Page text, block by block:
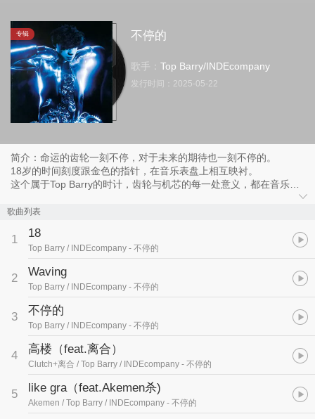
专辑 不停的
歌手： Top Barry/INDEcompany
发行时间： 2025-05-22
简介：命运的齿轮一刻不停，对于未来的期待也一刻不停的。
18岁的时间刻度跟金色的指针，在音乐表盘上相互映衬。
这个属于Top Barry的时计，齿轮与机芯的每一处意义，都在音乐创
更迭变化里，成长轨迹上零星的碎片，他拼凑找到那些恰好的嵌合。
置的恍惚摩擦阵痛
通感的一瞬，一地零碎的齿轮也被拧成发条，不纠结该笔直还是迂回
现在put in the map中国被我走遍
但你知道的，不只是溅起水花，我想再往前一点
跑的不紧不慢，using my best flow
歌曲列表
1 18
Top Barry / INDEcompany - 不停的
2 Waving
Top Barry / INDEcompany - 不停的
3 不停的
Top Barry / INDEcompany - 不停的
4 高楼（feat.离合）
Clutch+离合 / Top Barry / INDEcompany - 不停的
5 like gra（feat.Akemen杀)
Akemen / Top Barry / INDEcompany - 不停的